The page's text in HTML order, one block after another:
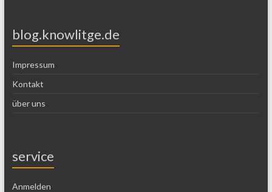
blog.knowlitge.de
Impressum
Kontakt
über uns
service
Anmelden